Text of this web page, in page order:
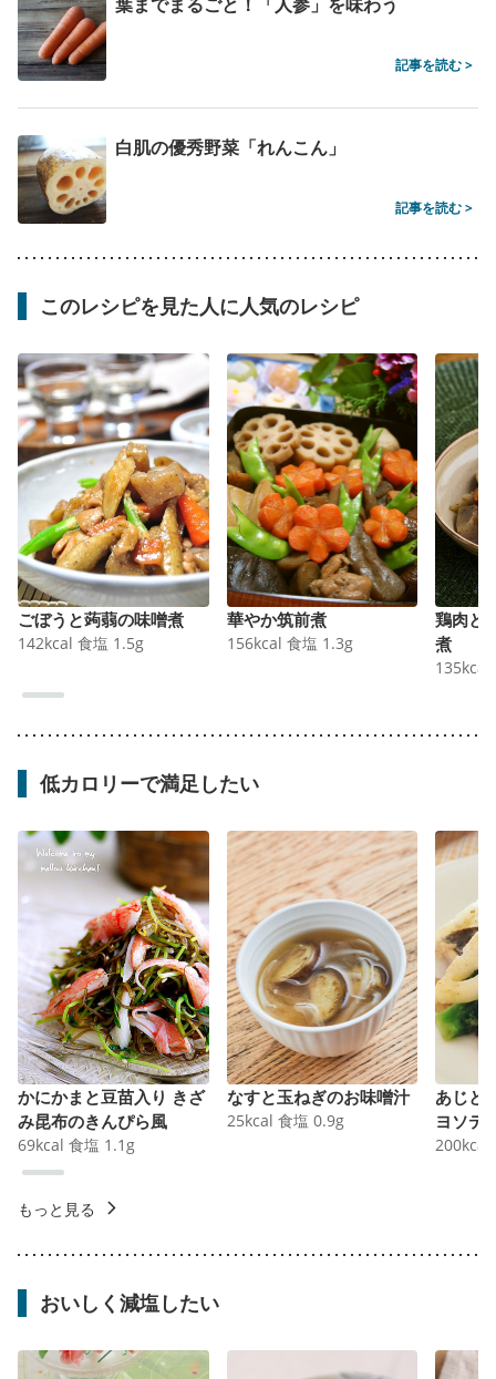
記事を読む >
白肌の優秀野菜「れんこん」
記事を読む >
このレシピを見た人に人気のレシピ
ごぼうと蒟蒻の味噌煮
142kcal 食塩 1.5g
華やか筑前煮
156kcal 食塩 1.3g
鶏肉と
煮
135kcal
低カロリーで満足したい
かにかまと豆苗入り きざ
み昆布のきんぴら風
69kcal 食塩 1.1 g
なすと玉ねぎのお味噌汁
25kcal 食塩 0.9g
あじと
ヨソテ
200kcal
もっと見る
おいしく減塩したい